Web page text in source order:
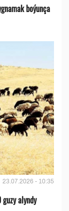
boýunça
23.07.2026 - 10:35
alyndy